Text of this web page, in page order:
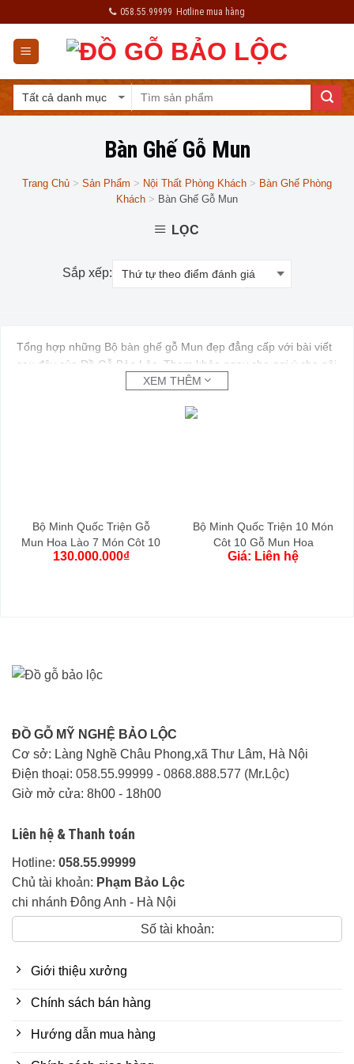
content
058.55.99999 Hotline mua hàng
Bàn Ghế Gỗ Mun
Trang Chủ > Sản Phẩm > Nội Thất Phòng Khách > Bàn Ghế Phòng
Khách > Bàn Ghế Gỗ Mun
LỌC
Sắp xếp:
Tổng hợp những Bộ bàn ghế gỗ Mun đẹp đẳng cấp với bài viết
sau đây của Đồ Gỗ Bảo Lộc. Tham khảo ngay cho gợi ý cho nội
thất nhà bạn nhé. CAM KẾT GIÁ TỐT NHẤT.
XEM THÊM
Bộ Minh Quốc Triện Gỗ
Mun Hoa Lào 7 Món Cột 10
130.000.000₫
Bộ Minh Quốc Triện 10 Món
Cột 10 Gỗ Mun Hoa
Giá: Liên hệ
ĐỒ GỖ MỸ NGHỆ BẢO LỘC
Cơ sở: Làng Nghề Châu Phong,xã Thư Lâm, Hà Nội
Điện thoại: 058.55.99999 - 0868.888.577 (Mr.Lộc)
Giờ mở cửa: 8h00 - 18h00
Liên hệ & Thanh toán
Hotline: 058.55.99999
Chủ tài khoản: Phạm Bảo Lộc
chi nhánh Đông Anh - Hà Nội
Số tài khoản:
Giới thiệu xưởng
Chính sách bán hàng
Hướng dẫn mua hàng